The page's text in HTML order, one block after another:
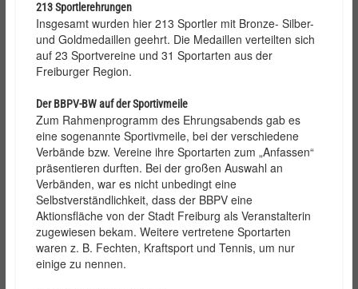
213 Sportlerehrungen
Insgesamt wurden hier 213 Sportler mit Bronze- Silber-
und Goldmedaillen geehrt. Die Medaillen verteilten sich
auf 23 Sportvereine und 31 Sportarten aus der
Freiburger Region.
Der BBPV-BW auf der Sportivmeile
Zum Rahmenprogramm des Ehrungsabends gab es
eine sogenannte Sportivmeile, bei der verschiedene
Verbände bzw. Vereine ihre Sportarten zum „Anfassen“
präsentieren durften. Bei der großen Auswahl an
Verbänden, war es nicht unbedingt eine
Selbstverständlichkeit, dass der BBPV eine
Aktionsfläche von der Stadt Freiburg als Veranstalterin
zugewiesen bekam. Weitere vertretene Sportarten
waren z. B. Fechten, Kraftsport und Tennis, um nur
einige zu nennen.